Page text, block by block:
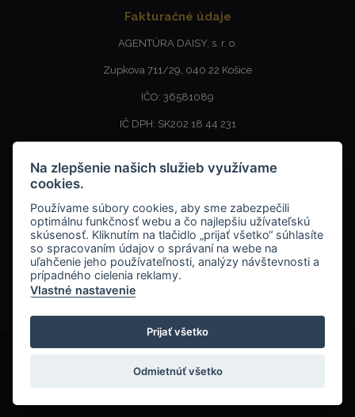
Fakturačné údaje
AGENTÚRA DAISY, s. r. o.
Zupkova 711/29, 040 22 Košice
IČO: 36581089
IČ DPH: SK202 18 44 231
SKLAD - Výdajné miesto
MEDENÁ 3, 040 17 KOŠICE BARCA
+421910657843
info@keygency.sk
Na zlepšenie našich služieb využívame
cookies.
Používame súbory cookies, aby sme zabezpečili
optimálnu funkčnosť webu a čo najlepšiu užívateľskú
skúsenosť. Kliknutím na tlačidlo „prijať všetko“ súhlasíte
so spracovaním údajov o správaní na webe na
uľahčenie jeho používateľnosti, analýzy návštevnosti a
prípadného cielenia reklamy.
Vlastné nastavenie
Prijať všetko
Odmietnúť všetko